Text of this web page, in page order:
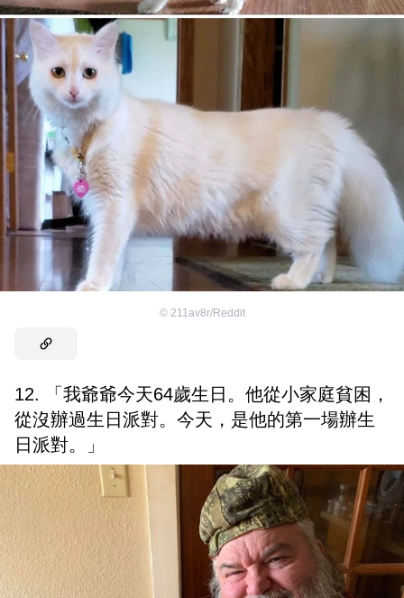
© 211av8r/Reddit
12. 「我爺爺今天64歲生日。他從小家庭貧困，
從沒辦過生日派對。今天，是他的第一場辦生
日派對。」